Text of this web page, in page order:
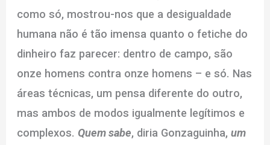
como só, mostrou-nos que a desigualdade
humana não é tão imensa quanto o fetiche do
dinheiro faz parecer: dentro de campo, são
onze homens contra onze homens – e só. Nas
áreas técnicas, um pensa diferente do outro,
mas ambos de modos igualmente legítimos e
complexos. Quem sabe, diria Gonzaguinha,um